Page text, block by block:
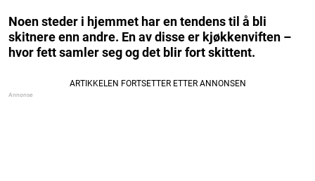
Noen steder i hjemmet har en tendens til å bli
skitnere enn andre. En av disse er kjøkkenviften –
hvor fett samler seg og det blir fort skittent.